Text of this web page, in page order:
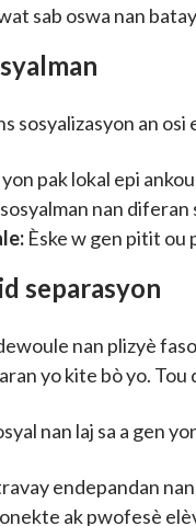
sab oswa nan
sosyalizasyon an
pak lokal epi
nan
Èske w gen pitit ou
separasyon
nan plizyè
yo kite bò yo. Tou
nan laj sa a gen
endepandan
ak pwofesè